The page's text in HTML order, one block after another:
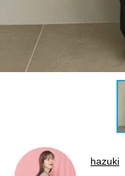
hazuki